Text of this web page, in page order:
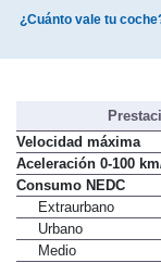
¿Cuánto vale tu
Velocidad máxima
Aceleración 0-100
Consumo NEDC
Extraurbano
Urbano
Medio